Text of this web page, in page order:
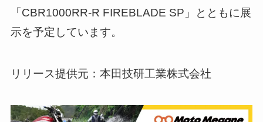
「CBR1000RR-R FIREBLADE SP」とともに展
示を予定しています。
リリース提供元：本田技研工業株式会社